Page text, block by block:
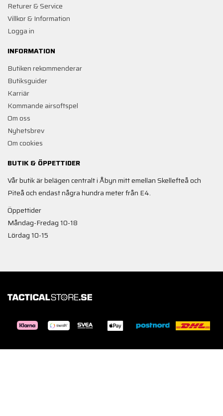
Returer & Service
Villkor & Information
Logga in
INFORMATION
Butiken rekommenderar
Butiksguider
Karriär
Kommande airsoftspel
Om oss
Nyhetsbrev
Om cookies
BUTIK & ÖPPETTIDER
Vår butik är belägen centralt i Åbyn mitt emellan Skellefteå och
Piteå och endast några hundra meter från E4.
Öppettider
Måndag-Fredag 10-18
Lördag 10-15